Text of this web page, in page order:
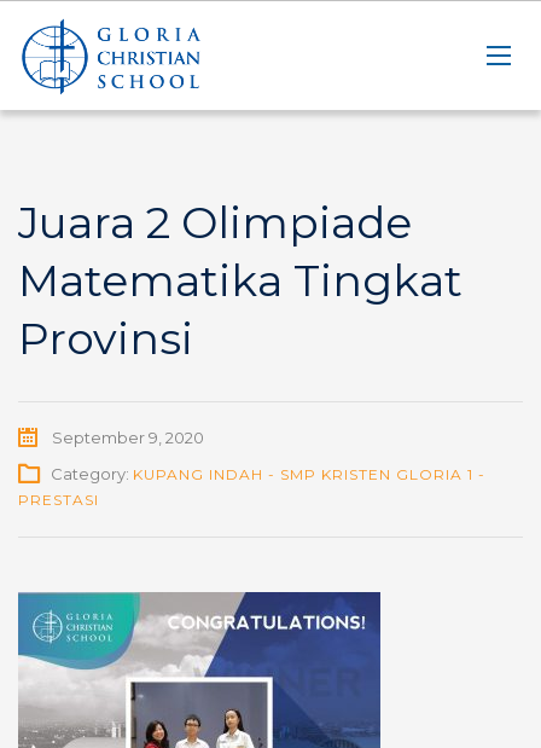
Juara 2 Olimpiade
Matematika Tingkat
Provinsi
September 9, 2020
Category: KUPANG INDAH - SMP KRISTEN GLORIA 1 -
PRESTASI